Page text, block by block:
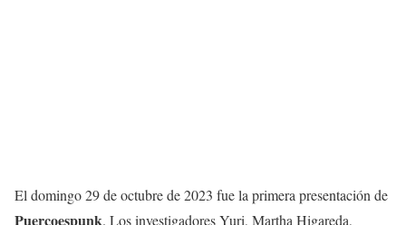
El domingo 29 de octubre de 2023 fue la primera presentación de
Puercoespunk. Los investigadores Yuri, Martha Higareda,